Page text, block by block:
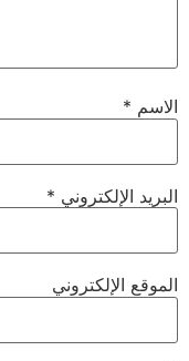
الاسم *
البريد الإلكتروني *
الموقع الإلكتروني